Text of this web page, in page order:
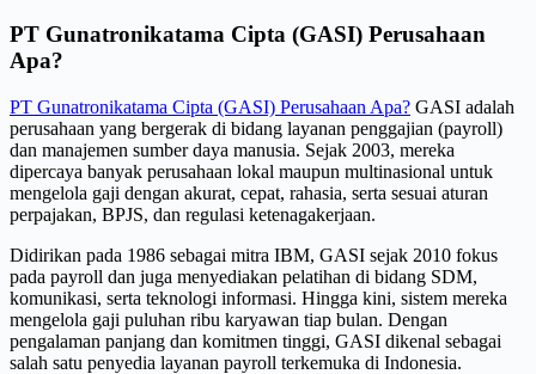
PT Gunatronikatama Cipta (GASI) Perusahaan
Apa?
PT Gunatronikatama Cipta (GASI) Perusahaan Apa? GASI adalah
perusahaan yang bergerak di bidang layanan penggajian (payroll)
dan manajemen sumber daya manusia. Sejak 2003, mereka
dipercaya banyak perusahaan lokal maupun multinasional untuk
mengelola gaji dengan akurat, cepat, rahasia, serta sesuai aturan
perpajakan, BPJS, dan regulasi ketenagakerjaan.
Didirikan pada 1986 sebagai mitra IBM, GASI sejak 2010 fokus
pada payroll dan juga menyediakan pelatihan di bidang SDM,
komunikasi, serta teknologi informasi. Hingga kini, sistem mereka
mengelola gaji puluhan ribu karyawan tiap bulan. Dengan
pengalaman panjang dan komitmen tinggi, GASI dikenal sebagai
salah satu penyedia layanan payroll terkemuka di Indonesia.